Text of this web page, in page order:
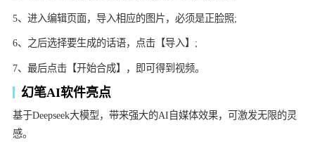
5、进入编辑页面，导入相应的图片，必须是正脸照;
6、之后选择要生成的话语，点击【导入】;
7、最后点击【开始合成】，即可得到视频。
幻笔AI软件亮点
基于Deepseek大模型，带来强大的AI自媒体效果，可激发无限的灵
感。